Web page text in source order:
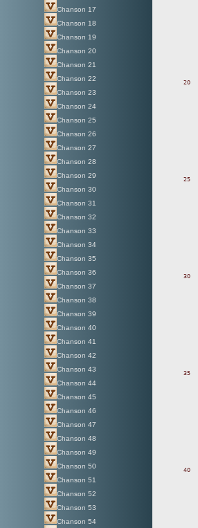
Chanson 17
Chanson 18
Chanson 19
Chanson 20
Chanson 21
Chanson 22
Chanson 23
Chanson 24
Chanson 25
Chanson 26
Chanson 27
Chanson 28
Chanson 29
Chanson 30
Chanson 31
Chanson 32
Chanson 33
Chanson 34
Chanson 35
Chanson 36
Chanson 37
Chanson 38
Chanson 39
Chanson 40
Chanson 41
Chanson 42
Chanson 43
Chanson 44
Chanson 45
Chanson 46
Chanson 47
Chanson 48
Chanson 49
Chanson 50
Chanson 51
Chanson 52
Chanson 53
Chanson 54
20
25
30
35
40